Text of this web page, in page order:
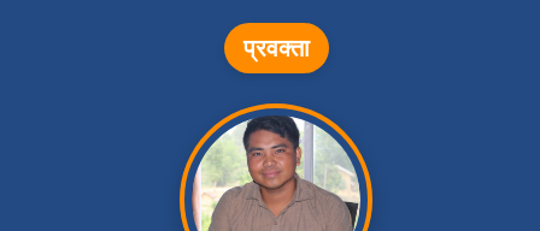
प्रवक्ता